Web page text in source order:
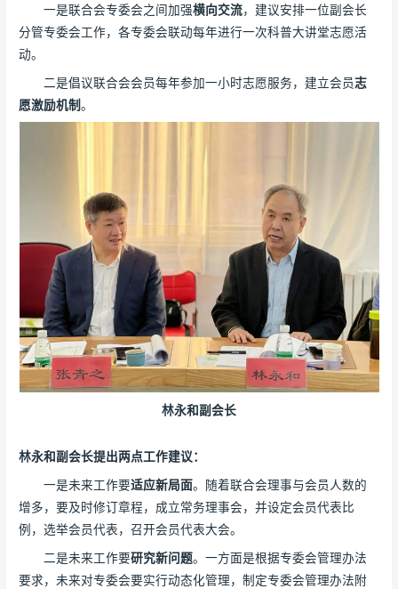
一是联合会专委会之间加强横向交流，建议安排一位副会长
分管专委会工作，各专委会联动每年进行一次科普大讲堂志愿活
动。
二是倡议联合会会员每年参加一小时志愿服务，建立会员志
愿激励机制。
林永和副会长
林永和副会长提出两点工作建议：
一是未来工作要适应新局面。随着联合会理事与会员人数的
增多，要及时修订章程，成立常务理事会，并设定会员代表比
例，选举会员代表，召开会员代表大会。
二是未来工作要研究新问题。一方面是根据专委会管理办法
要求，未来对专委会要实行动态化管理，制定专委会管理办法附